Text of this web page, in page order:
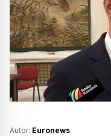
Autor: Euronews